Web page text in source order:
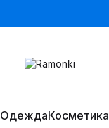
ОдеждаКосметика